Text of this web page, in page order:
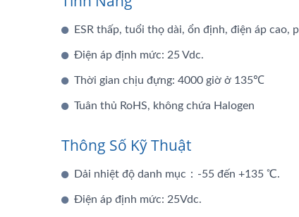
ESR thấp, tuổi thọ dài, ổn định, điện áp
Điện áp định mức: 25 Vdc.
Thời gian chịu đựng: 4000 giờ ở 135℃
Tuân thủ RoHS, không chứa Halogen
Thông Số Kỹ Thuật
Dải nhiệt độ danh mục：-55 đến +135 ℃.
Điện áp định mức: 25Vdc.
Tụ Điện Lai